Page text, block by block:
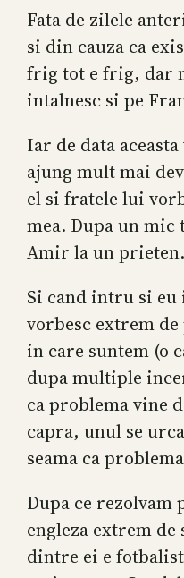
Fata de zilele
si din cauza ca
frig tot e frig, dar
intalnesc si pe
Iar de data
ajung mult mai
el si fratele lui
mea. Dupa un
Amir la un prieten.
Si cand intru si
vorbesc extrem
in care suntem (o
dupa multiple
ca problema vine
capra, unul se
seama ca
Dupa ce
engleza extrem
dintre ei e